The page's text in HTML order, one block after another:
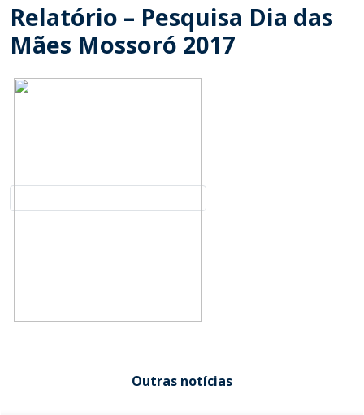
Relatório – Pesquisa Dia das
Mães Mossoró 2017
Outras notícias